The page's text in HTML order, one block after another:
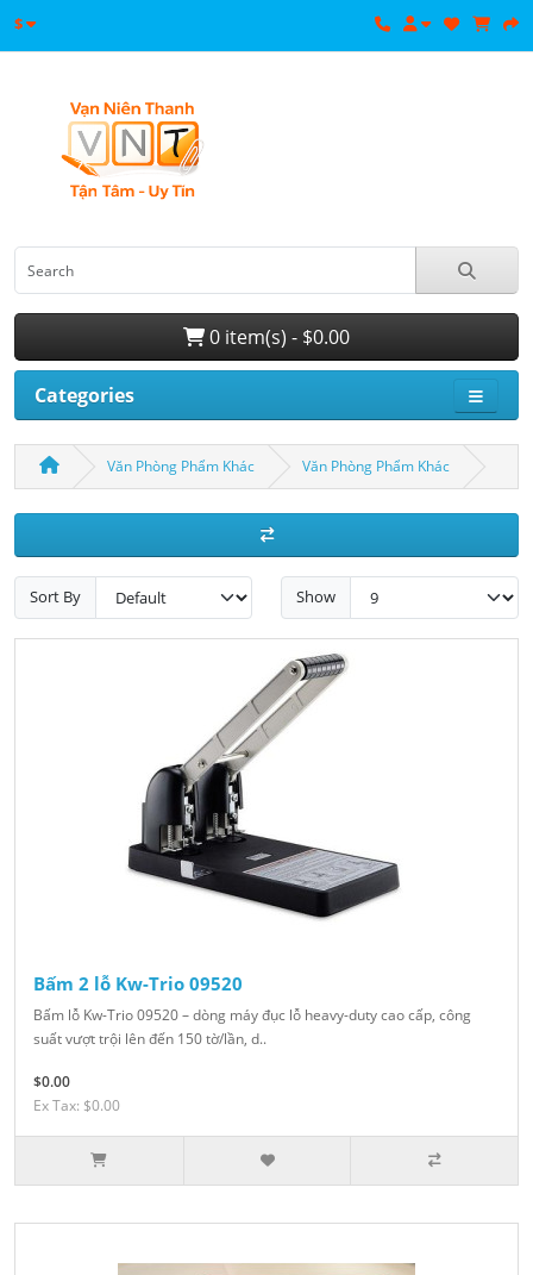
$
0 item(s) - $0.00
Categories
Văn Phòng Phẩm Khác Văn Phòng Phẩm Khác
Sort By Show
Bấm 2 lỗ Kw-Trio 09520
Bấm lỗ Kw-Trio 09520 – dòng máy đục lỗ heavy-duty cao cấp, công
suất vượt trội lên đến 150 tờ/lần, d..
$0.00
Ex Tax: $0.00